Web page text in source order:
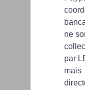
ne
par
mais